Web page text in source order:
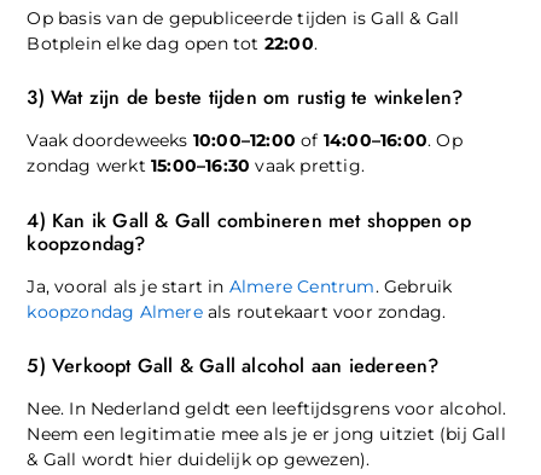
Op basis van de gepubliceerde tijden is Gall & Gall
Botplein elke dag open tot 22:00.
3) Wat zijn de beste tijden om rustig te winkelen?
Vaak doordeweeks 10:00–12:00 of 14:00–16:00. Op
zondag werkt 15:00–16:30 vaak prettig.
4) Kan ik Gall & Gall combineren met shoppen op
koopzondag?
Ja, vooral als je start in Almere Centrum. Gebruik
koopzondag Almereals routekaart voor zondag.
5) Verkoopt Gall & Gall alcohol aan iedereen?
Nee. In Nederland geldt een leeftijdsgrens voor alcohol.
Neem een legitimatie mee als je er jong uitziet (bij Gall
& Gall wordt hier duidelijk op gewezen).